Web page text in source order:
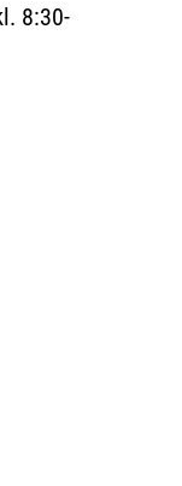
8:30-